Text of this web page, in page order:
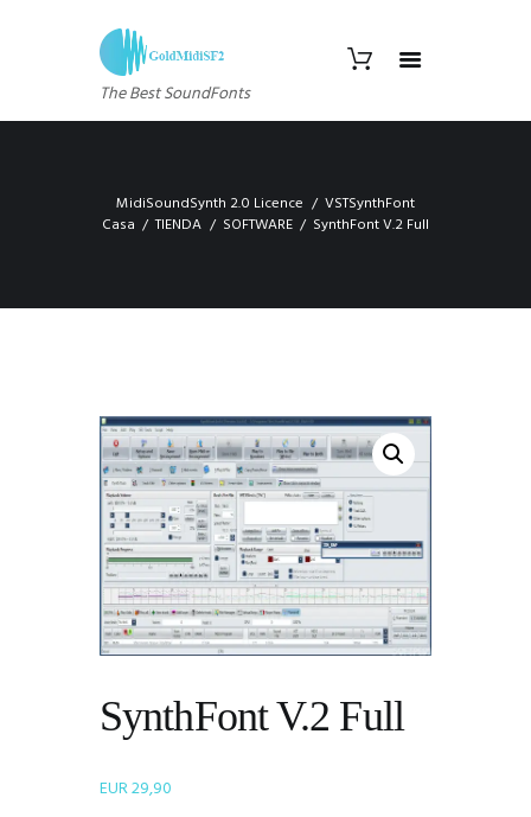
The Best SoundFonts
MidiSoundSynth 2.0 Licence
VSTSynthFont
Casa
TIENDA SOFTWARE SynthFont V.2 Full
SynthFont V.2 Full
EUR29,90